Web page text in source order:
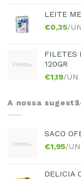
LEITE
€0,35/UN
FILETES
120GR
€1,19/UN
A nossa
SACO
€1,95/UN
DELICIA